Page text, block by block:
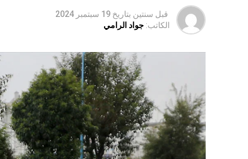
قبل سنتين بتاريخ 19 سبتمبر 2024
الكاتب: جواد الرامي